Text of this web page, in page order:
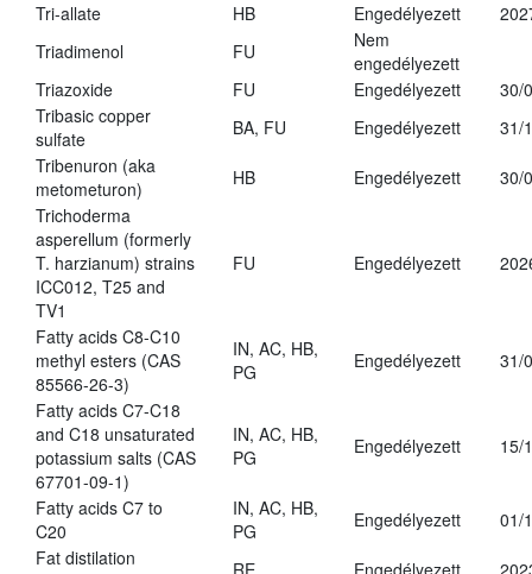
Tri-allate
HB Engedélyezett
Triadimenol
FU
Nem
engedélyezett
Triazoxide
FU Engedélyezett
30/
Tribasic copper
sulfate
BA, FU Engedélyezett
31/
Tribenuron (aka
metometuron)
HB Engedélyezett
30/
Trichoderma
asperellum (formerly
T. harzianum) strains
ICC012, T25 and
TV1
FU Engedélyezett
Fatty acids C8-C10
methyl esters (CAS
85566-26-3)
IN, AC, HB,
PG
Engedélyezett 31/
Fatty acids C7-C18
and C18 unsaturated
potassium salts (CAS
67701-09-1)
IN, AC, HB,
PG
Engedélyezett 15/
Fatty acids C7 to
C20
IN, AC, HB,
PG
Engedélyezett
01/
Fat distilation